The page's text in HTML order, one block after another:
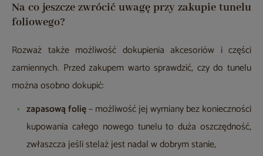
Na co jeszcze zwrócić uwagę przy zakupie tunelu
foliowego?
Rozważ także możliwość dokupienia akcesoriów i części
zamiennych. Przed zakupem warto sprawdzić, czy do tunelu
można osobno dokupić:
zapasową folię– możliwość jej wymiany bez konieczności
kupowania całego nowego tunelu to duża oszczędność,
zwłaszcza jeśli stelaż jest nadal w dobrym stanie,